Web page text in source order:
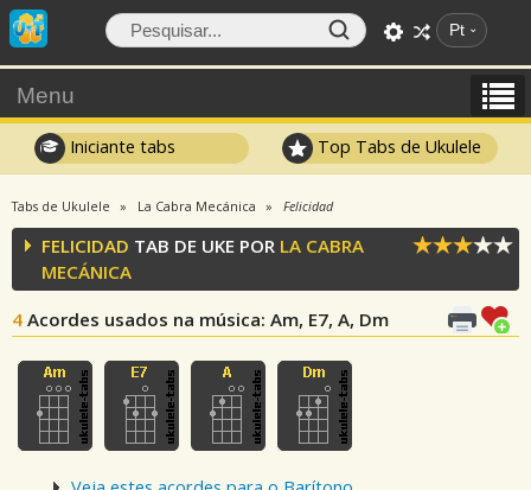
Pt
Menu
Iniciante tabs Top Tabs de Ukulele
Tabs de Ukulele La Cabra Mecánica Felicidad
FELICIDAD TAB DE UKE POR LA CABRA
MECÁNICA
4 Acordes usados na música: Am, E7, A, Dm